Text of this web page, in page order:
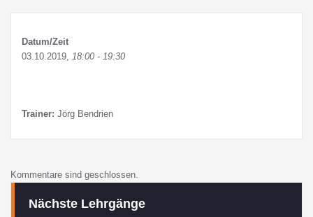
Datum/Zeit
03.10.2019, 18:00 - 19:30
Trainer: Jörg Bendrien
Kommentare sind geschlossen.
Nächste Lehrgänge